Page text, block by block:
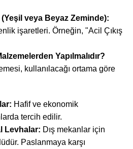
veya Beyaz Zeminde):
işaretleri. Örneğin, "Acil Çıkış
Yapılmalıdır?
kullanılacağı ortama göre
Hafif ve ekonomik
tercih edilir.
Levhalar: Dış mekanlar için
Paslanmaya karşı